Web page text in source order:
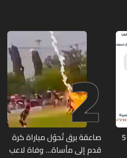
تعميم صورة طفلة عمرها 5
2
صاعقة برق تُحوّل مباراة كرة
قدم إلى مأساة... وفاة لاعب